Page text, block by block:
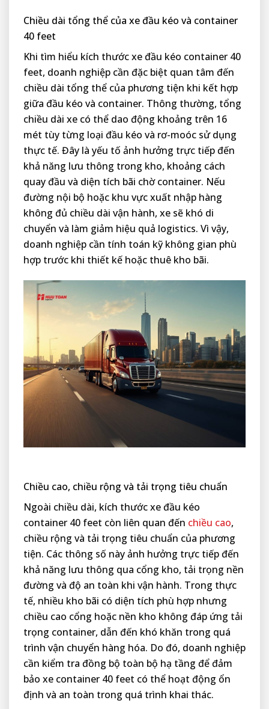
Chiều dài tổng thể của xe đầu kéo và container
40 feet
Khi tìm hiểu kích thước xe đầu kéo container 40
feet, doanh nghiệp cần đặc biệt quan tâm đến
chiều dài tổng thể của phương tiện khi kết hợp
giữa đầu kéo và container. Thông thường, tổng
chiều dài xe có thể dao động khoảng trên 16
mét tùy từng loại đầu kéo và rơ-moóc sử dụng
thực tế. Đây là yếu tố ảnh hưởng trực tiếp đến
khả năng lưu thông trong kho, khoảng cách
quay đầu và diện tích bãi chờ container. Nếu
đường nội bộ hoặc khu vực xuất nhập hàng
không đủ chiều dài vận hành, xe sẽ khó di
chuyển và làm giảm hiệu quả logistics. Vì vậy,
doanh nghiệp cần tính toán kỹ không gian phù
hợp trước khi thiết kế hoặc thuê kho bãi.
Chiều cao, chiều rộng và tải trọng tiêu chuẩn
Ngoài chiều dài, kích thước xe đầu kéo
container 40 feet còn liên quan đến chiều cao,
chiều rộng và tải trọng tiêu chuẩn của phương
tiện. Các thông số này ảnh hưởng trực tiếp đến
khả năng lưu thông qua cổng kho, tải trọng nền
đường và độ an toàn khi vận hành. Trong thực
tế, nhiều kho bãi có diện tích phù hợp nhưng
chiều cao cổng hoặc nền kho không đáp ứng tải
trọng container, dẫn đến khó khăn trong quá
trình vận chuyển hàng hóa. Do đó, doanh nghiệp
cần kiểm tra đồng bộ toàn bộ hạ tầng để đảm
bảo xe container 40 feet có thể hoạt động ổn
định và an toàn trong quá trình khai thác.